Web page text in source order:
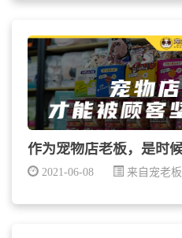
2021-06-08 来自宠老板